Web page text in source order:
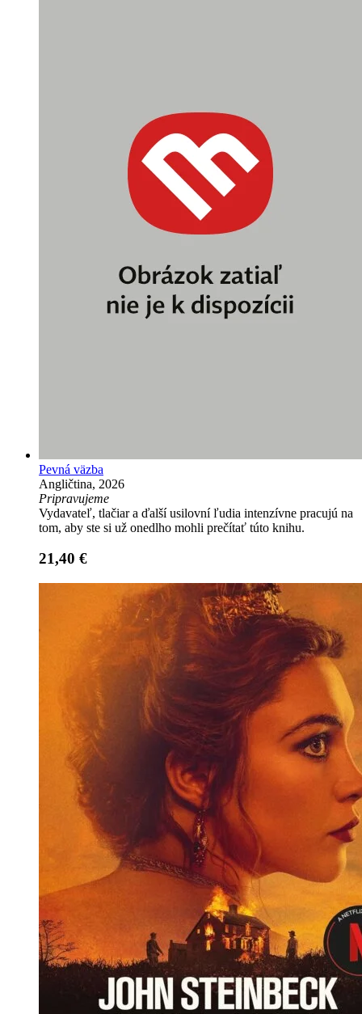
Pevná väzba
Angličtina, 2026
Pripravujeme
Vydavateľ, tlačiar a ďalší usilovní ľudia intenzívne pracujú na
tom, aby ste si už onedlho mohli prečítať túto knihu.
21,40 €